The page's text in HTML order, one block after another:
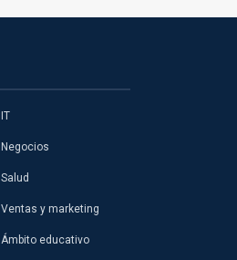
IT
Negocios
Salud
Ventas y marketing
Ámbito educativo